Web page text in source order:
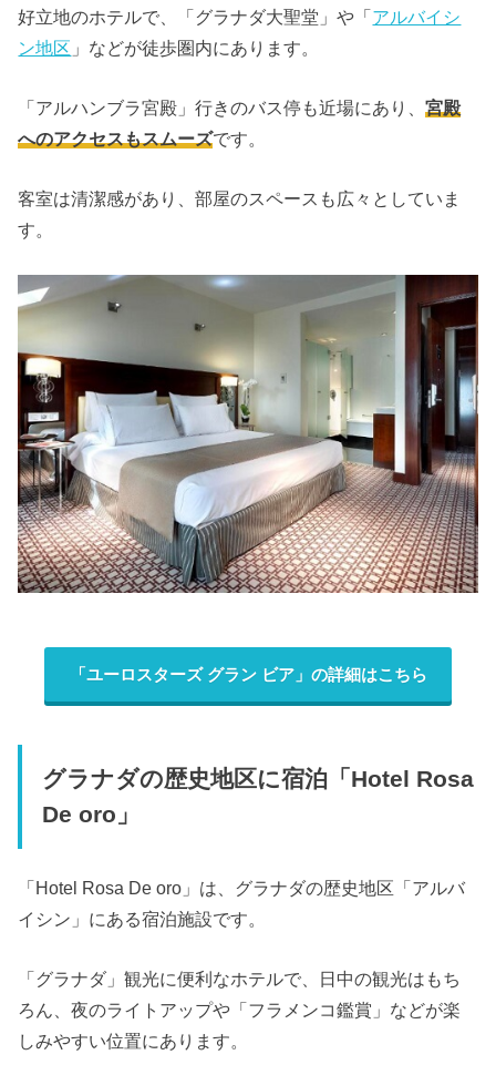
好立地のホテルで、「グラナダ大聖堂」や「アルバイシ
ン地区 」などが徒歩圏内にあります。
「アルハンブラ宮殿」行きのバス停も近場にあり、宮殿
へのアクセスもスムーズです。
客室は清潔感があり、部屋のスペースも広々としていま
す。
「ユーロスターズ グラン ビア」の詳細はこちら
グラナダの歴史地区に宿泊「Hotel Rosa
De oro」
「Hotel Rosa De oro」は、グラナダの歴史地区「アルバ
イシン」にある宿泊施設です。
「グラナダ」観光に便利なホテルで、日中の観光はもち
ろん、夜のライトアップや「フラメンコ鑑賞」などが楽
しみやすい位置にあります。